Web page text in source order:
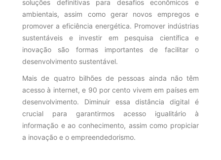
soluções definitivas para desafios econômicos e
ambientais, assim como gerar novos empregos e
promover a eficiência energética. Promover indústrias
sustentáveis e investir em pesquisa científica e
inovação são formas importantes de facilitar o
desenvolvimento sustentável.
Mais de quatro bilhões de pessoas ainda não têm
acesso à internet, e 90 por cento vivem em países em
desenvolvimento. Diminuir essa distância digital é
crucial para garantirmos acesso igualitário à
informação e ao conhecimento, assim como propiciar
a inovação e o empreendedorismo.